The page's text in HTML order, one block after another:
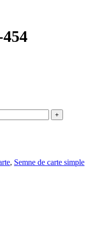
, Semne de carte simple